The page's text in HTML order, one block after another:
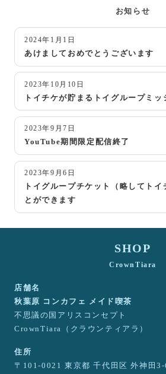
お知らせ
2024年1月1日
あけましておめでとうございます
2023年10月10日
トイチケが貯まるトイグループミッ
2023年9月7日
YouTube期間限定配信終了
2023年9月6日
トイグループチケット（略してト
とができます
SHOP
CrownTiara
店舗名
秋葉原 コンカフェ メイド喫茶
不思議の国アリスコンセプト
CrownTiara（クラウンティアラ）
住所
〒101-0021 東京都 千代田区 外神田